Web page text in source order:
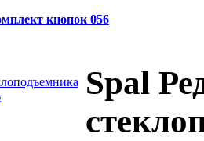
кнопок 056
Spal